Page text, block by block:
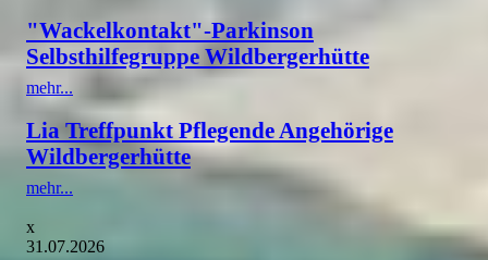
"Wackelkontakt"-Parkinson
Selbsthilfegruppe Wildbergerhütte
mehr...
Lia Treffpunkt Pflegende Angehörige
Wildbergerhütte
mehr...
x
31.07.2026